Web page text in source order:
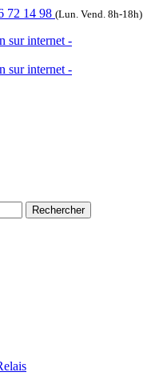
72 14 98 (Lun. Vend. 8h-18h)
Rechercher